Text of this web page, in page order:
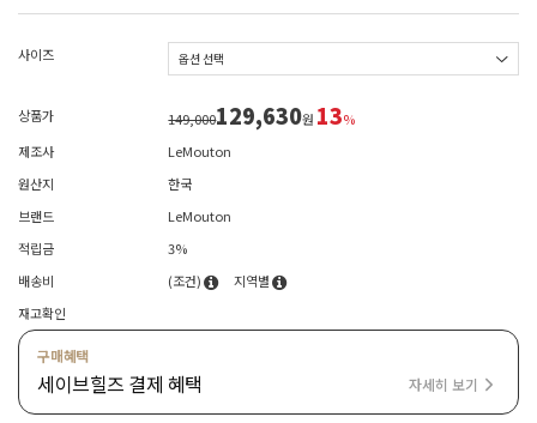
사이즈
상품가 149,000129,630원 13%
제조사
LeMouton
원산지
한국
브랜드
LeMouton
적립금
3%
배송비
(조건)
지역별
재고확인
구매혜택
세이브힐즈 결제 혜택 자세히 보기